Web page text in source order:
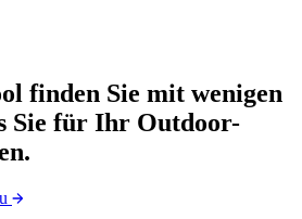
finden Sie mit wenigen
Sie für Ihr Outdoor-